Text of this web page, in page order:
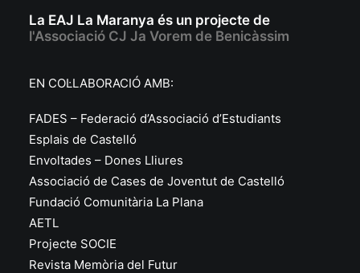
La EAJ La Maranya és un projecte de
l'Associació CJ Ja Vorem de Benicàssim
EN COL·LABORACIÓ AMB:
FADES – Federació d’Associació d’Estudiants
Esplais de Castelló
Envoltades – Dones Lliures
Associació de Cases de Joventut de Castelló
Fundació Comunitària La Plana
AETL
Projecte SOCIE
Revista Memòria del Futur